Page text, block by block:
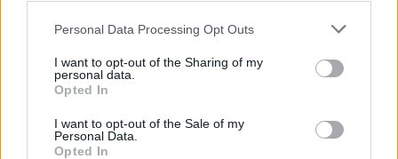
Personal Data Processing Opt Outs
I want to opt-out of the Sharing of my
personal data.
Opted In
I want to opt-out of the Sale of my
Personal Data.
Opted In
Pubar i Liverpool tvingas stänga helt
Nya brittiska regler för att hantera coronaviruset slår hårt mot
området kring Liverpool. Under onsdagen tvingas då cirka 900
pubar i området...